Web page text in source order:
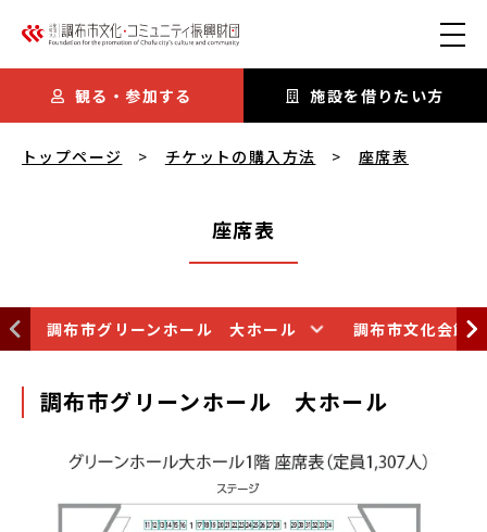
観る・参加する 施設を借りたい方
トップページ チケットの購入方法 座席表
座席表
調布市グリーンホール 大ホール 調布市文化会館
調布市グリーンホール 大ホール
座席表を閲覧中